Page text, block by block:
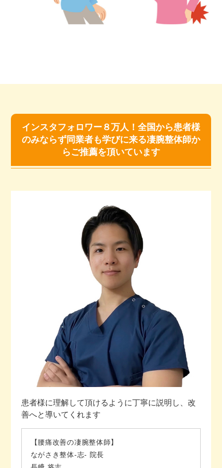
インスタフォロワー８万人！全国から患者様
のみならず同業者も学びに来る凄腕整体師か
らご推薦を頂いています
患者様に理解して頂けるように丁寧に説明し、改
善へと導いてくれます
【腰痛改善の凄腕整体師】
ながさき整体-志- 院長